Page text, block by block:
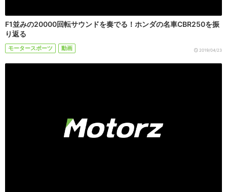
F1並みの20000回転サウンドを奏でる！ホンダの名車CBR250を振
り返る
モータースポーツ 動画 2019/04/23